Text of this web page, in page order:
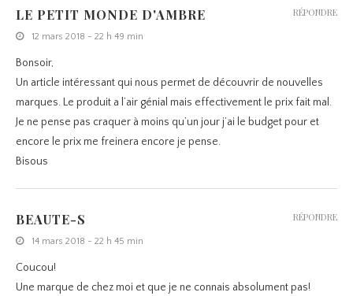
LE PETIT MONDE D'AMBRE
12 mars 2018 - 22 h 49 min
Bonsoir,
Un article intéressant qui nous permet de découvrir de nouvelles
marques. Le produit a l’air génial mais effectivement le prix fait mal.
Je ne pense pas craquer à moins qu’un jour j’ai le budget pour et
encore le prix me freinera encore je pense.
Bisous
RÉPONDRE
BEAUTE-S
14 mars 2018 - 22 h 45 min
Coucou!
Une marque de chez moi et que je ne connais absolument pas!
RÉPONDRE